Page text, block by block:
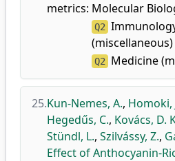
metrics: Molecular
Q2
(miscellaneous)
Q2 Medicine
25.Kun-Nemes, A., Homoki,
Hegedűs, C., Kovács, D.
Stündl, L., Szilvássy, Z.,
Effect of Anthocyanin-